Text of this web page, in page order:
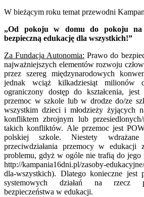
W bieżącym roku temat przewodni
„Od pokoju w domu do pokoju na
bezpieczną edukację dla wszystkich!”
Za Fundacja Autonomia: Prawo do
najważniejszych elementów rozwoju
przez szereg międzynarodowych
jednak wciąż kilkadziesiąt milionów
ograniczony dostęp do kształcenia, jest
przemoc w szkole lub w drodze do/ze
wszystkim dzieci i młodzieży żyjących
konfliktem zbrojnym lub
takich konfliktów. Ale przemoc jest
polskiej szkole. Niestety
przeciwdziałania przemocy w edukacji
problemu, gdyż w ogóle nie trafią do jego
http://kampania16dni.pl/zasoby-
dla-wszystkich). Dlatego konieczne jest
systemowych działań na rzecz
bezpieczeństwa w edukacji.